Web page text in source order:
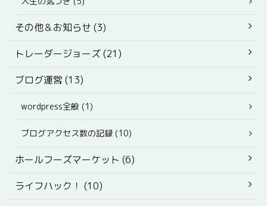
その他＆お知らせ (3)
トレーダージョーズ (21)
ブログ運営 (13)
wordpress全般 (1)
ブログアクセス数の記録 (10)
ホールフーズマーケット (6)
ライフハック！ (10)